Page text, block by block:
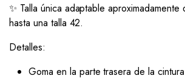
✨ Talla única adaptable
hasta una talla 42.
Detalles:
Goma en la parte trasera de la cintura